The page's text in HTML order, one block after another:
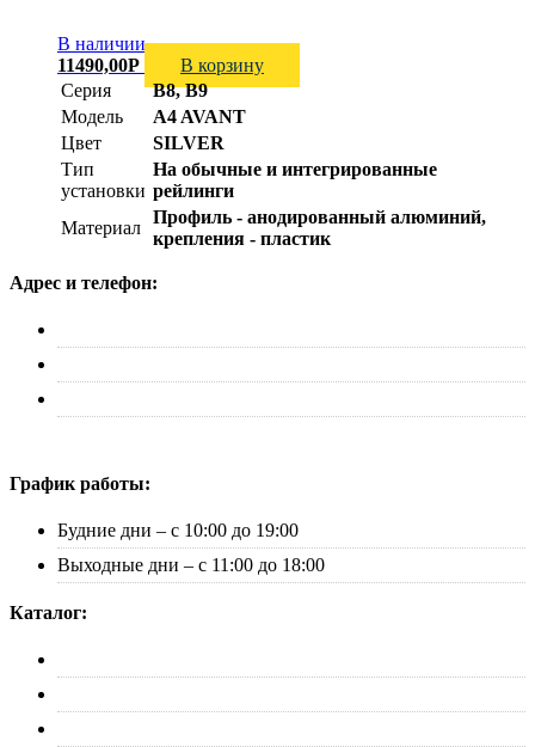
В наличии
11490,00Р
В корзину
Серия
B8, B9
Модель
A4 AVANT
Цвет
SILVER
Тип
установки
На обычные и интегрированные
рейлинги
Материал
Профиль - анодированный алюминий,
крепления - пластик
Адрес и телефон:
График работы:
Будние дни – с 10:00 до 19:00
Выходные дни – с 11:00 до 18:00
Каталог: